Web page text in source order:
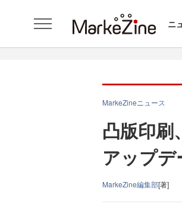
ニ
MarkeZineニュース
凸版印
アップ
MarkeZine編集部[著]